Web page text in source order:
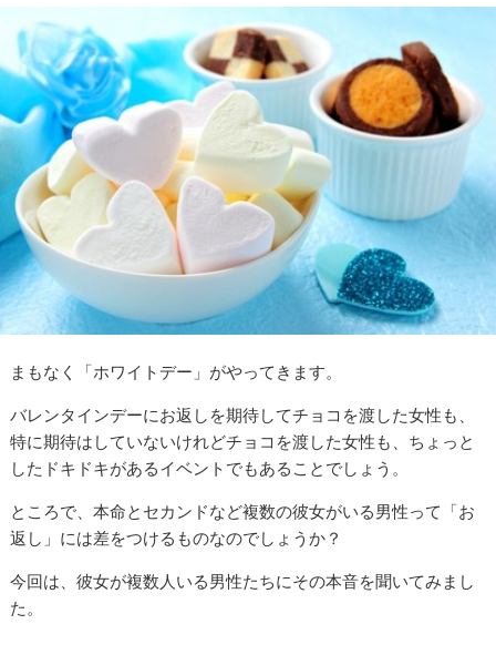
まもなく「ホワイトデー」がやってきます。
バレンタインデーにお返しを期待してチョコを渡した女性も、
特に期待はしていないけれどチョコを渡した女性も、ちょっと
したドキドキがあるイベントでもあることでしょう。
ところで、本命とセカンドなど複数の彼女がいる男性って「お
返し」には差をつけるものなのでしょうか？
今回は、彼女が複数人いる男性たちにその本音を聞いてみまし
た。